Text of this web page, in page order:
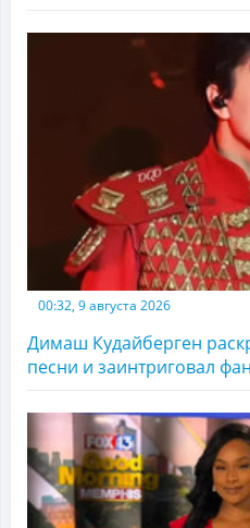
00:32, 9 августа 2026
Димаш Кудайберген
песни и заинтриговал